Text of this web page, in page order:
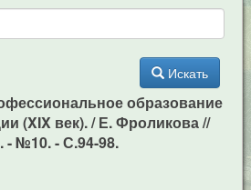
Искать
образование
(XIX век). / Е. Фроликова //
- №10. - С.94-98.